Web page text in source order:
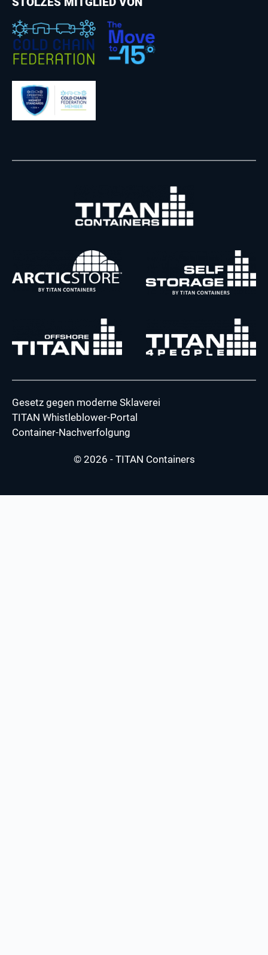
Gesetz gegen moderne Sklaverei
TITAN Whistleblower-Portal
Container-Nachverfolgung
© 2026 - TITAN Containers